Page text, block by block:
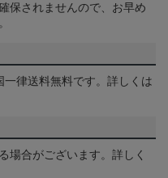
保されませんので、お早め
律送料無料です。詳しくは
場合がございます。詳しく